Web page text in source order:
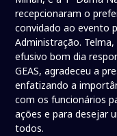
recepcionaram o
convidado ao evento
Administração.
efusivo bom dia
GEAS, agradeceu a
enfatizando a
com os funcionários
ações e para desejar
todos.